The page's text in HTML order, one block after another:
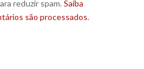
reduzir spam. Saiba
são processados.